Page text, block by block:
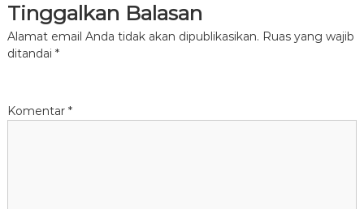
Tinggalkan Balasan
Alamat email Anda tidak akan dipublikasikan. Ruas yang wajib
ditandai *
Komentar *